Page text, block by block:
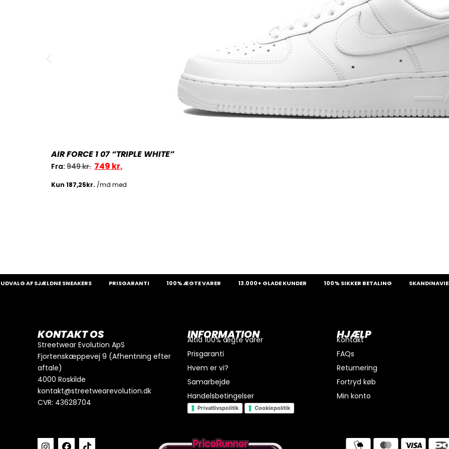
GÅ TIL BETALING
AIR FORCE 1 07 “TRIPLE WHITE”
Fra: 949kr. 749 kr.
AF SJÆLDNE SNEAKERS PRISGARANTI 100% ÆGTE VARER 13.000+ GLADE KUNDER 100% SIKKER BETALING SKANDINAVIENS
KONTAKT OS
Streetwear Evolution ApS
Fjortenskæppevej 9 (Afhentning efter
aftale)
4000 Roskilde
kontakt@streetwearevolution.dk
CVR: 43628704
INFORMATION
Altid 100% ægte varer
Prisgaranti
Hvem er vi?
Samarbejde
Handelsbetingelser
Privatlivspolitik Cookiepolitik
HJÆLP
Kontakt
FAQs
Returnering
Fortryd køb
Min konto